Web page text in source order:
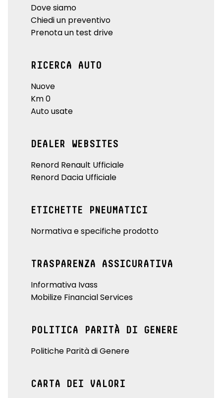
Dove siamo
Chiedi un preventivo
Prenota un test drive
RICERCA AUTO
Nuove
Km 0
Auto usate
DEALER WEBSITES
Renord Renault Ufficiale
Renord Dacia Ufficiale
ETICHETTE PNEUMATICI
Normativa e specifiche prodotto
TRASPARENZA ASSICURATIVA
Informativa Ivass
Mobilize Financial Services
POLITICA PARITÀ DI GENERE
Politiche Parità di Genere
CARTA DEI VALORI